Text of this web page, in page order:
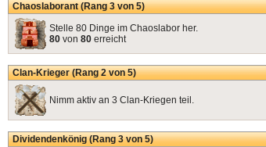
Chaoslaborant (Rang 3 von 5)
Stelle 80 Dinge im Chaoslabor her.
80 von 80 erreicht
Clan-Krieger (Rang 2 von 5)
Nimm aktiv an 3 Clan-Kriegen teil.
Dividendenkönig (Rang 3 von 5)